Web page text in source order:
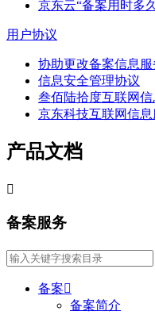
京东云“备案用时多
用户协议
协助更改备案信息
信息安全管理协议
叁佰陆拾度互联网
京东科技互联网信
产品文档

备案服务
备案
备案简介